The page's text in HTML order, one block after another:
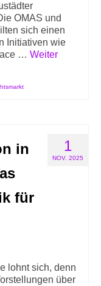
OMAS und
sich einen
Initiativen wie
… Weiter
1
NOV. 2025
in
für
lohnt sich, denn
über